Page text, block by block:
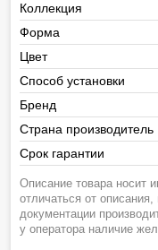
Коллекция
Форма
Цвет
Способ установки
Бренд
Страна производитель
Срок гарантии
Описание товара носит
отличаться от
документации
у оператора наличие